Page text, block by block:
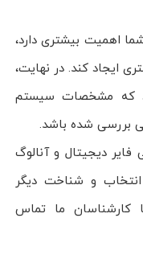
اهمیت بیشتری دارد،
ایجاد کند. در نهایت،
که مشخصات سیستم
بررسی شده باشد.
فایر دیجیتال و آنالوگ
و شناخت دیگر
کارشناسان ما تماس